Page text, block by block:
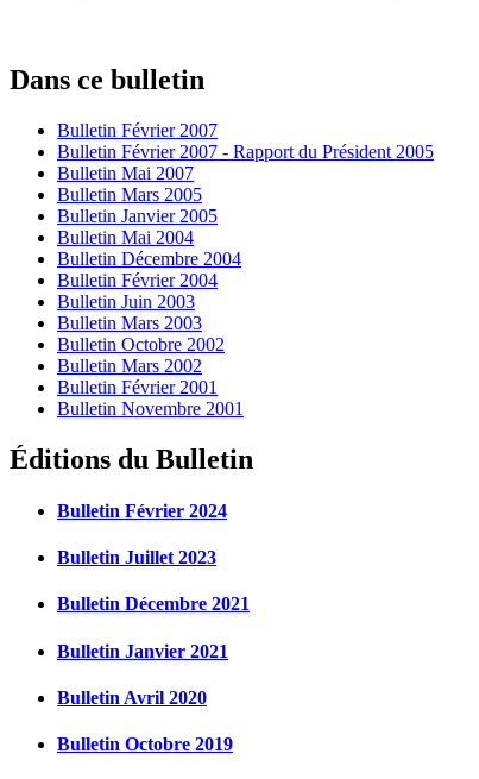
Dans ce bulletin
Bulletin Février 2007
Bulletin Février 2007 - Rapport du Président 2005
Bulletin Mai 2007
Bulletin Mars 2005
Bulletin Janvier 2005
Bulletin Mai 2004
Bulletin Décembre 2004
Bulletin Février 2004
Bulletin Juin 2003
Bulletin Mars 2003
Bulletin Octobre 2002
Bulletin Mars 2002
Bulletin Février 2001
Bulletin Novembre 2001
Éditions du Bulletin
Bulletin Février 2024
Bulletin Juillet 2023
Bulletin Décembre 2021
Bulletin Janvier 2021
Bulletin Avril 2020
Bulletin Octobre 2019